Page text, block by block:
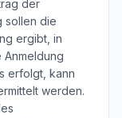
der
sollen die
ergibt, in
erfolgt, kann
werden.